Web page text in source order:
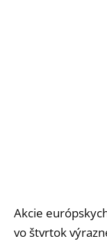
Akcie
vo štvrtok